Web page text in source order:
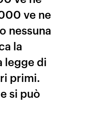
ve ne
nessuna
la
legge di
primi.
si può